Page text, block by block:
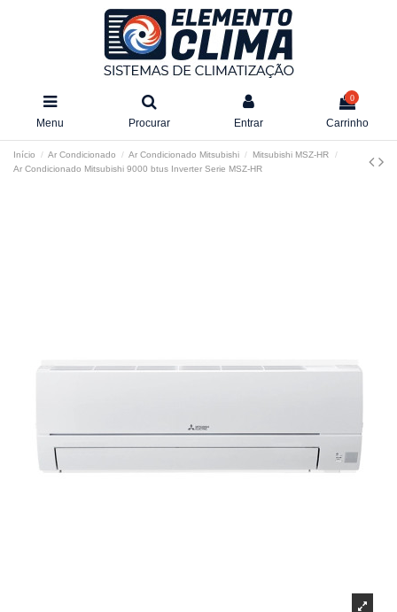
Menu Procurar Entrar
0
Carrinho
Início Ar Condicionado Ar Condicionado Mitsubishi
Mitsubishi MSZ-HR
Ar Condicionado Mitsubishi 9000 btus Inverter Serie MSZ-HR